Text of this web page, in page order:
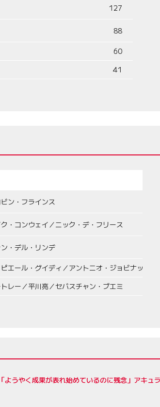
127
88
60
41
ン・フラインス
・コンウェイ／ニック・デ・フリース
・デル・リンデ
エール・グイディ／アントニオ・ジョビナッツィ
レー／平川亮／セバスチャン・ブエミ
ようやく成果が表れ始めているのに残念」アキュ